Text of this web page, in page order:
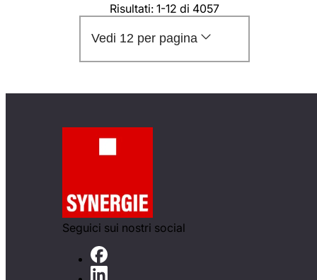
Risultati: 1-12 di 4057
Vedi 12 per pagina
Seguici sui nostri social